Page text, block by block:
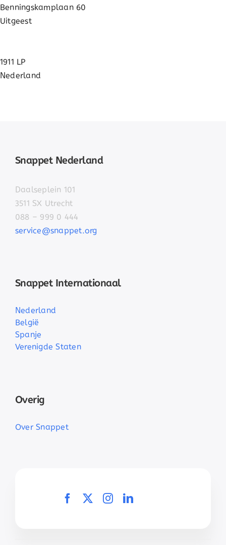
Benningskamplaan 60
Uitgeest
1911 LP
Nederland
Snappet Nederland
Daalseplein 101
3511 SX Utrecht
088 – 999 0 444
service@snappet.org
Snappet Internationaal
Nederland
België
Spanje
Verenigde Staten
Overig
Over Snappet